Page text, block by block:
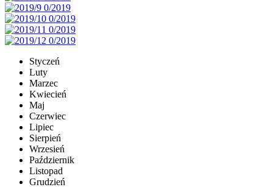
Styczeń
Luty
Marzec
Kwiecień
Maj
Czerwiec
Lipiec
Sierpień
Wrzesień
Październik
Listopad
Grudzień